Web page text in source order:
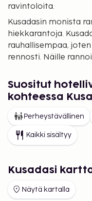
ravintoloita.
Kusadasin monista
hiekkarantoja.
rauhallisempaa,
rennosti. Näille
Niistä suosituin on
sijaitsee kolme
minuuttia tai 5-10
Suositut
kohteessa
Perheystävällinen
Kaikki sisältyy
Kusadasi
Näytä kartalla